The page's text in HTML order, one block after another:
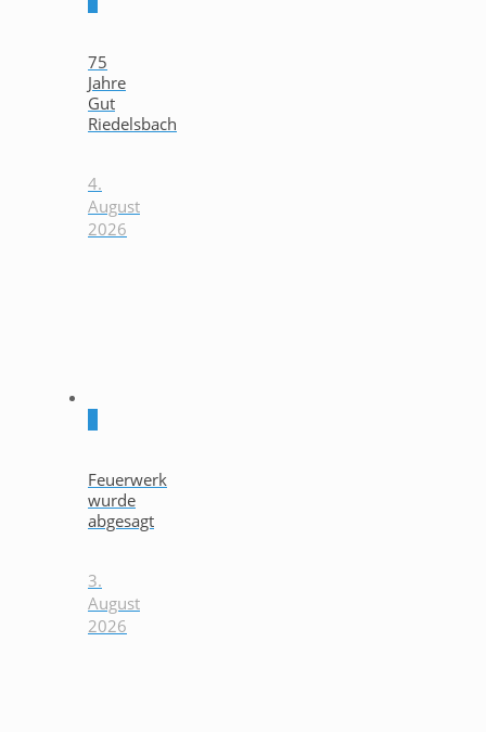
75
Jahre
Gut
Riedelsbach
4.
August
2026
Feuerwerk
wurde
abgesagt
3.
August
2026